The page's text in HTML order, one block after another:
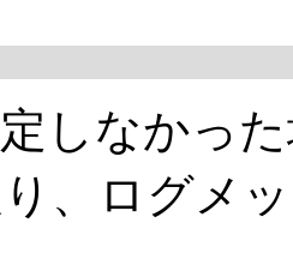
しなかっ
、ログメ